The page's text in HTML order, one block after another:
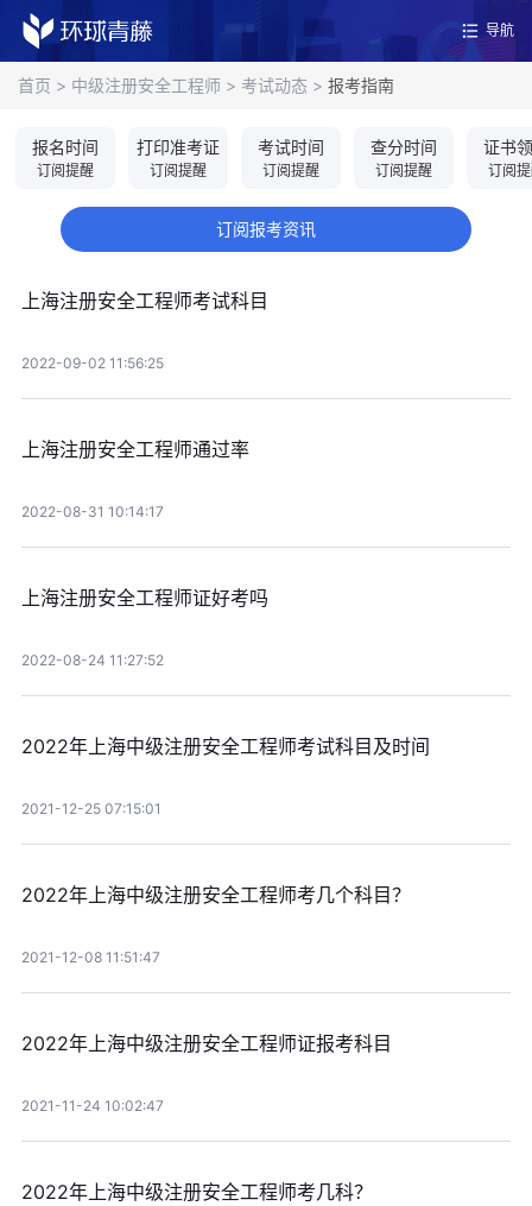
导航
首页 > 中级注册安全工程师 > 考试动态 > 报考指南
报名时间
订阅提醒
打印准考证
订阅提醒
考试时间
订阅提醒
查分时间
订阅提醒
证书
订阅
订阅报考资讯
上海注册安全工程师考试科目
2022-09-02 11:56:25
上海注册安全工程师通过率
2022-08-31 10:14:17
上海注册安全工程师证好考吗
2022-08-24 11:27:52
2022年上海中级注册安全工程师考试科目及时间
2021-12-25 07:15:01
2022年上海中级注册安全工程师考几个科目？
2021-12-08 11:51:47
2022年上海中级注册安全工程师证报考科目
2021-11-24 10:02:47
2022年上海中级注册安全工程师考几科？